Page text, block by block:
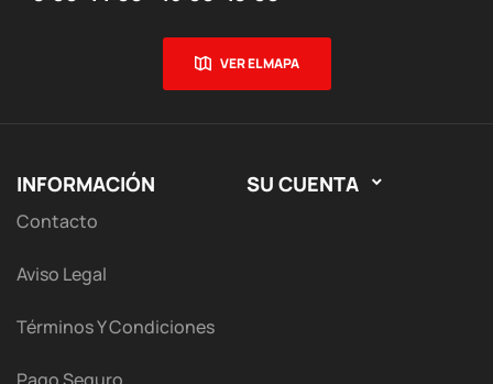
VER EL MAPA
INFORMACIÓN
Contacto
Aviso Legal
Términos Y Condiciones
SU CUENTA 